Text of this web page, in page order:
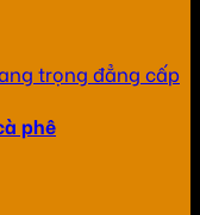
phê